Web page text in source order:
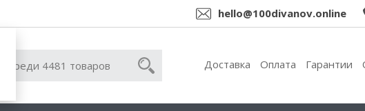
hello@100divanov.online
Доставка Оплата Гарантии